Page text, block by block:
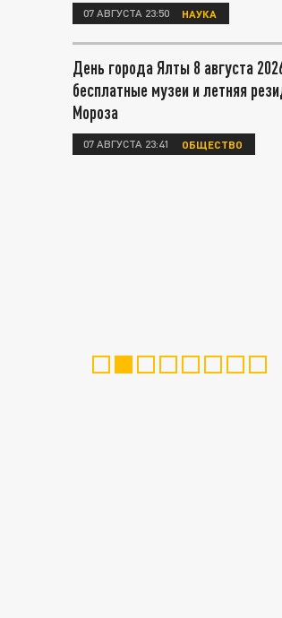
07 АВГУСТА 23:50 НАУКА
День города Ялты 8 августа
бесплатные музеи и летняя
Мороза
07 АВГУСТА 23:41 ОБЩЕСТВО